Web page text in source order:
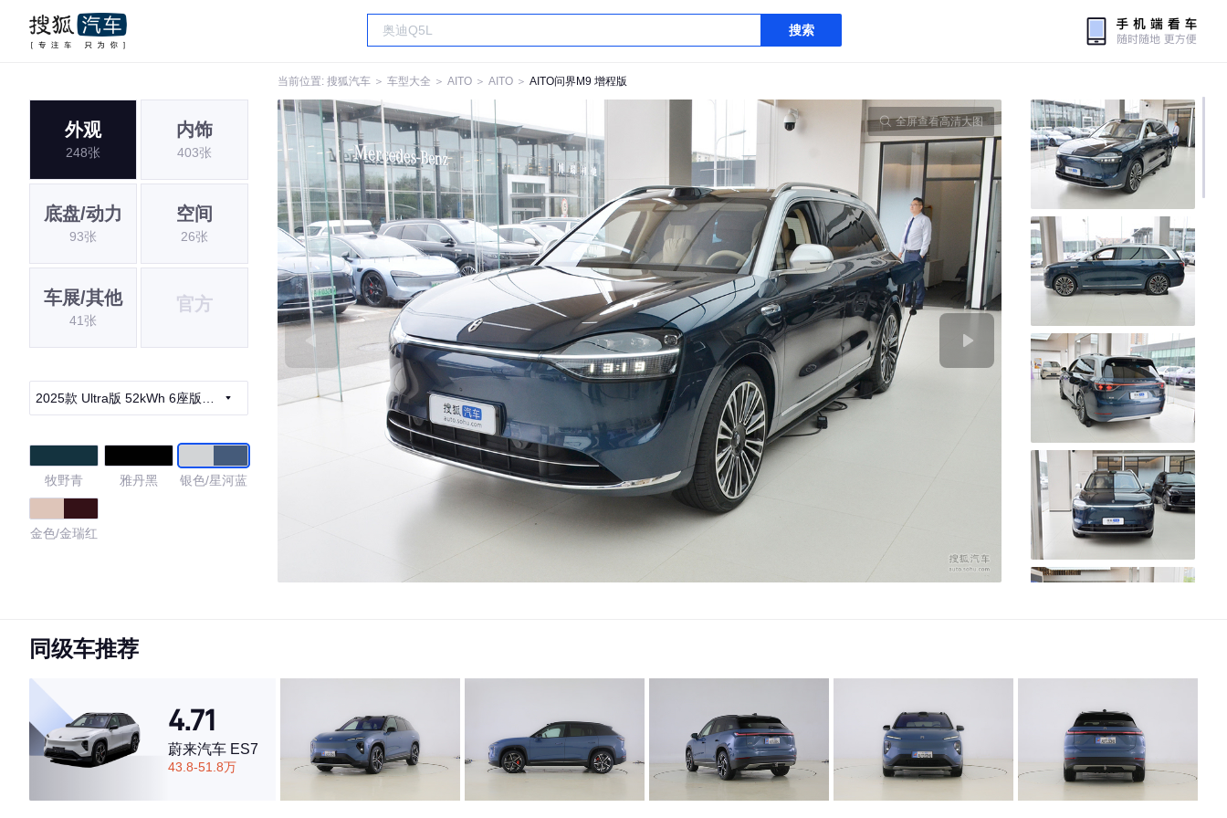
搜索
当前位置: 搜狐汽车 ＞ 车型大全 ＞ AITO ＞ AITO ＞ AITO问界M9 增程版
外观
248张
内饰
403张
底盘/动力
93张
空间
26张
车展/其他
41张
官方
2025款 Ultra版 52kWh 6座版
牧野青 雅丹黑 银色/星河蓝
金色/金瑞红
·内饰表现一般，低于60%同级车
·空间表现较为优秀，优于60%同级车
全屏查看高清大图
同级车推荐
4.71
蔚来汽车 ES7
43.8-51.8万